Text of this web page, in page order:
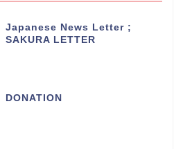
Japanese News Letter ;
SAKURA LETTER
DONATION